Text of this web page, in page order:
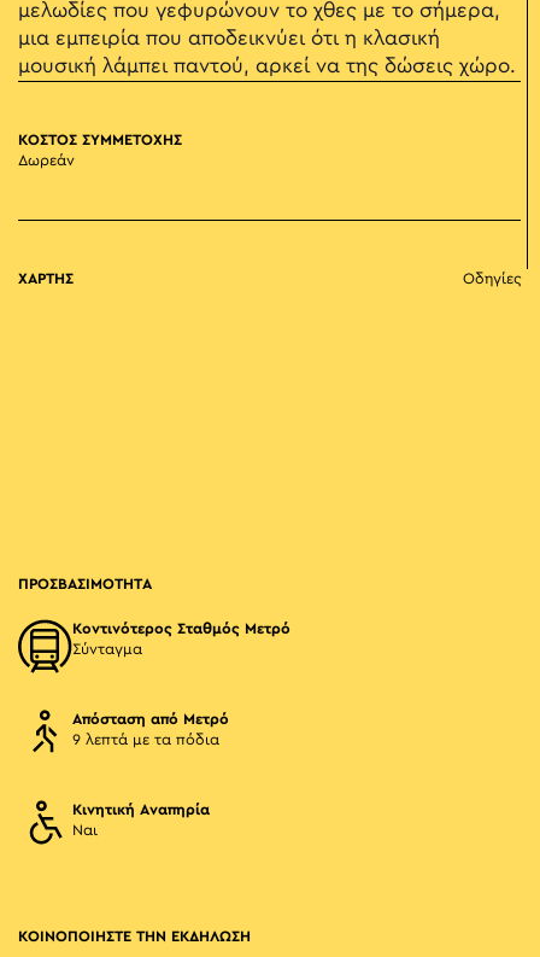
μελωδίες που γεφυρώνουν το χθες με το σήμερα,
μια εμπειρία που αποδεικνύει ότι η κλασική
μουσική λάμπει παντού, αρκεί να της δώσεις χώρο.
ΚΟΣΤΟΣ ΣΥΜΜΕΤΟΧΗΣ
Δωρεάν
ΧΑΡΤΗΣ Οδηγίες
ΠΡΟΣΒΑΣΙΜΟΤΗΤΑ
Κοντινότερος Σταθμός Μετρό
Σύνταγμα
Απόσταση από Μετρό
9 λεπτά με τα πόδια
Κινητική Αναπηρία
Ναι
ΚΟΙΝΟΠΟΙΗΣΤΕ ΤΗΝ ΕΚΔΗΛΩΣΗ